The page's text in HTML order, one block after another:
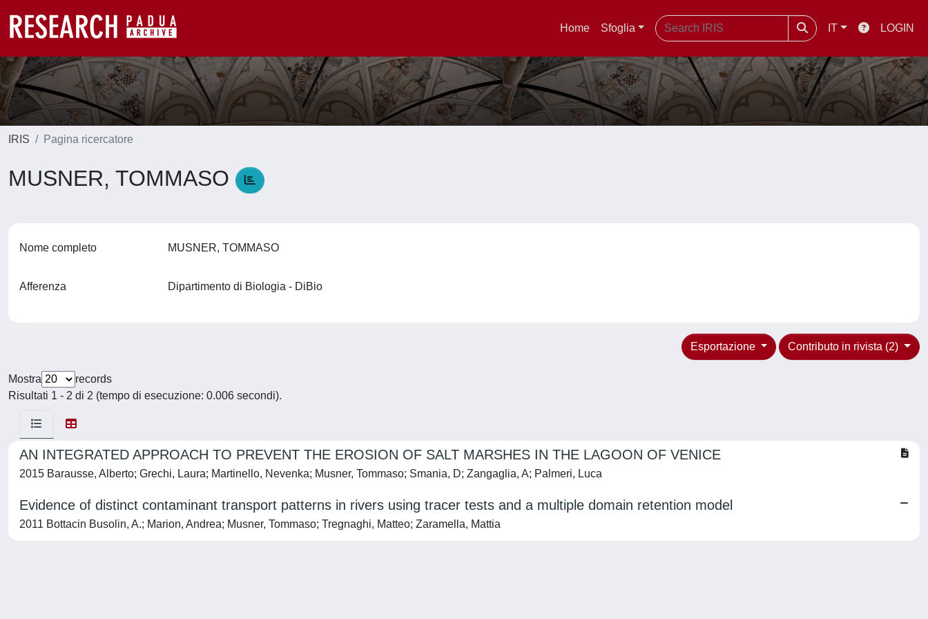
Home Sfoglia IT LOGIN
IRIS Pagina ricercatore
MUSNER, TOMMASO
Nome completo MUSNER, TOMMASO
Afferenza Dipartimento di Biologia - DiBio
Contributo in rivista (2)
Esportazione
Mostra
records
Risultati 1 - 2 di 2 (tempo di esecuzione: 0.006 secondi).
AN INTEGRATED APPROACH TO PREVENT THE EROSION OF SALT MARSHES IN THE LAGOON OF VENICE
2015 Barausse, Alberto; Grechi, Laura; Martinello, Nevenka; Musner, Tommaso; Smania, D; Zangaglia, A; Palmeri, Luca
Evidence of distinct contaminant transport patterns in rivers using tracer tests and a multiple domain retention model
2011 Bottacin Busolin, A.; Marion, Andrea; Musner, Tommaso; Tregnaghi, Matteo; Zaramella, Mattia